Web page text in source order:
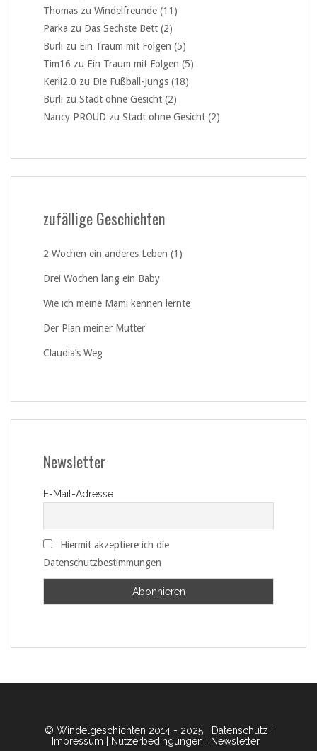
Thomas zu Windelfreunde (11)
Parka zu Das Sechste Bett (2)
Burli zu Ein Traum mit Folgen (5)
Tim16 zu Ein Traum mit Folgen (5)
Kerli2.0 zu Die Fußball-Jungs (18)
Burli zu Stadt ohne Gesicht (2)
Nancy PROUD zu Stadt ohne Gesicht (2)
zufällige Geschichten
2 Wochen ein anderes Leben (1)
Drei Wochen lang ein Baby
Wie ich meine Mami kennen lernte
Der Plan meiner Mutter
Claudia’s Weg
Newsletter
E-Mail-Adresse
Hiermit akzeptiere ich die
Datenschutzbestimmungen
© Windelgeschichten 2014 - 2025 Datenschutz
Impressum
Nutzerbedingungen Newsletter